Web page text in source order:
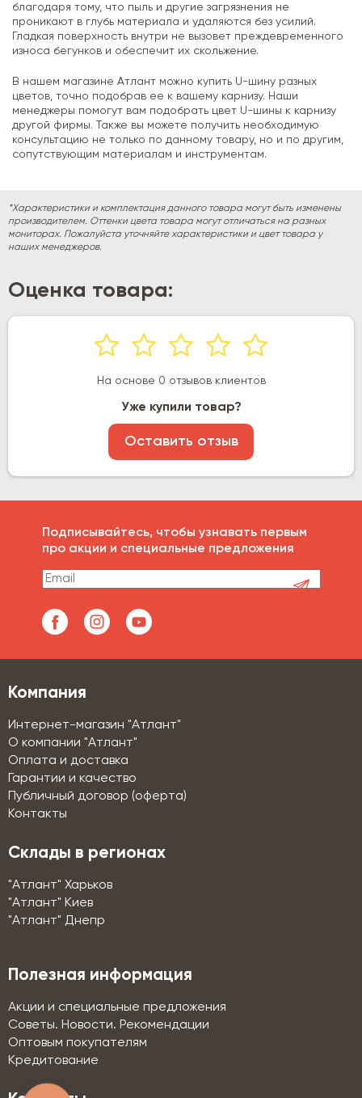
благодаря тому, что пыль и другие загрязнения не
проникают в глубь материала и удаляются без усилий.
Гладкая поверхность внутри не вызовет преждевременного
износа бегунков и обеспечит их скольжение.
В нашем магазине Атлант можно купить U-шину разных
цветов, точно подобрав ее к вашему карнизу. Наши
менеджеры помогут вам подобрать цвет U-шины к карнизу
другой фирмы. Также вы можете получить необходимую
консультацию не только по данному товару, но и по другим,
сопутствующим материалам и инструментам.
*Характеристики и комплектация данного товара могут быть изменены
производителем. Оттенки цвета товара могут отличаться на разных
мониторах. Пожалуйста уточняйте характеристики и цвет товара у
наших менеджеров.
Оценка товара:
На основе 0 отзывов клиентов
Уже купили товар?
Оставить отзыв
Подписывайтесь, чтобы узнавать первым
про акции и специальные предложения
Компания
Интернет-магазин "Атлант"
О компании "Атлант"
Оплата и доставка
Гарантии и качество
Публичный договор (оферта)
Контакты
Склады в регионах
"Атлант" Харьков
"Атлант" Киев
"Атлант" Днепр
Полезная информация
Акции и специальные предложения
Советы. Новости. Рекомендации
Оптовым покупателям
Кредитование